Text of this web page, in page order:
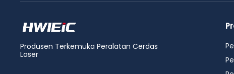
Produsen Terkemuka Peralatan Cerdas
Laser